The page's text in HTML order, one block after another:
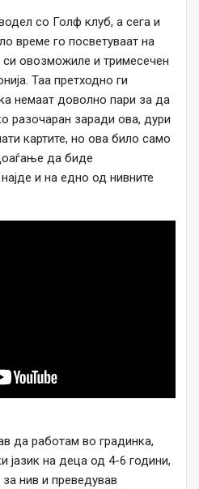
со Голф клуб, а сега и
време го посветуваат на
овозможиле и тримесечен
Таа претходно ги
немаат доволно пари за да
разочаран заради ова, дури
картите, но ова било само
да биде
и на едно од нивните
да работам во градинка,
јазик на деца од 4-6 години,
нив и преведував